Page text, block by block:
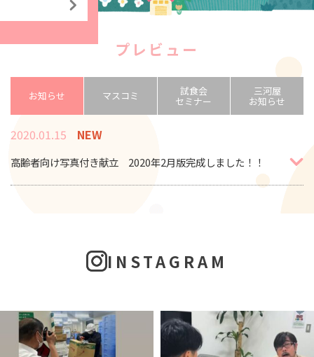
プレビュー
お知らせ マスコミ 試食会
セミナー
三河屋
お知らせ
2020.01.15 NEW
高齢者向け写真付き献立 2020年2月版完成しました！！
INSTAGRAM